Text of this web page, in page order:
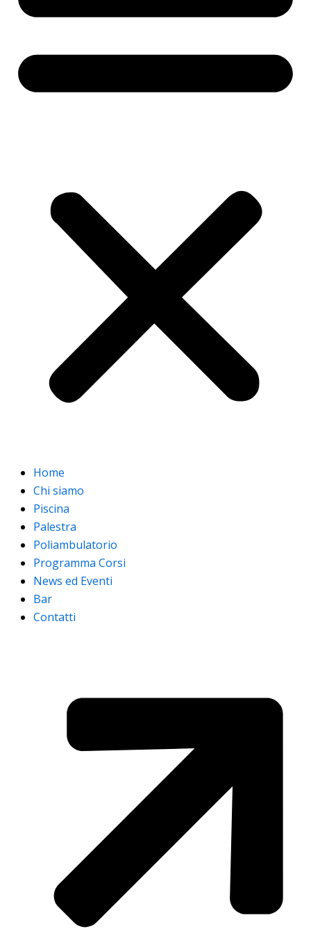
Home
Chi siamo
Piscina
Palestra
Poliambulatorio
Programma Corsi
News ed Eventi
Bar
Contatti